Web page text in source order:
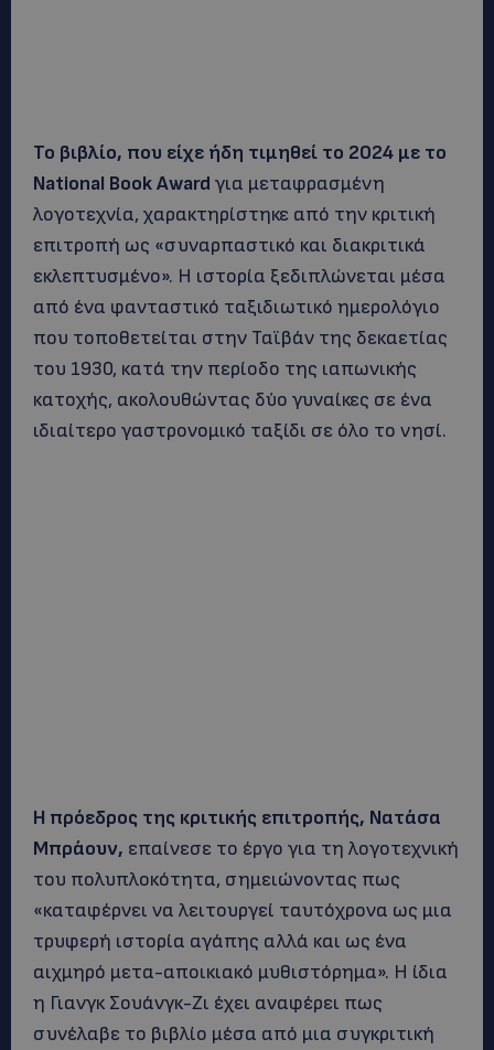
Το βιβλίο, που είχε ήδη τιμηθεί το 2024 με το
National Book Award για μεταφρασμένη
λογοτεχνία, χαρακτηρίστηκε από την κριτική
επιτροπή ως «συναρπαστικό και διακριτικά
εκλεπτυσμένο». Η ιστορία ξεδιπλώνεται μέσα
από ένα φανταστικό ταξιδιωτικό ημερολόγιο
που τοποθετείται στην Ταϊβάν της δεκαετίας
του 1930, κατά την περίοδο της ιαπωνικής
κατοχής, ακολουθώντας δύο γυναίκες σε ένα
ιδιαίτερο γαστρονομικό ταξίδι σε όλο το νησί.
Η πρόεδρος της κριτικής επιτροπής, Νατάσα
Μπράουν, επαίνεσε το έργο για τη λογοτεχνική
του πολυπλοκότητα, σημειώνοντας πως
«καταφέρνει να λειτουργεί ταυτόχρονα ως μια
τρυφερή ιστορία αγάπης αλλά και ως ένα
αιχμηρό μετα-αποικιακό μυθιστόρημα». Η ίδια
η Γιανγκ Σουάνγκ-Ζι έχει αναφέρει πως
συνέλαβε το βιβλίο μέσα από μια συγκριτική